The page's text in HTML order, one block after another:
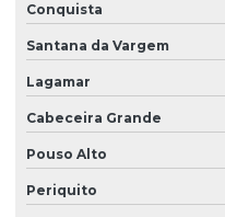
Conquista
Santana da Vargem
Lagamar
Cabeceira Grande
Pouso Alto
Periquito